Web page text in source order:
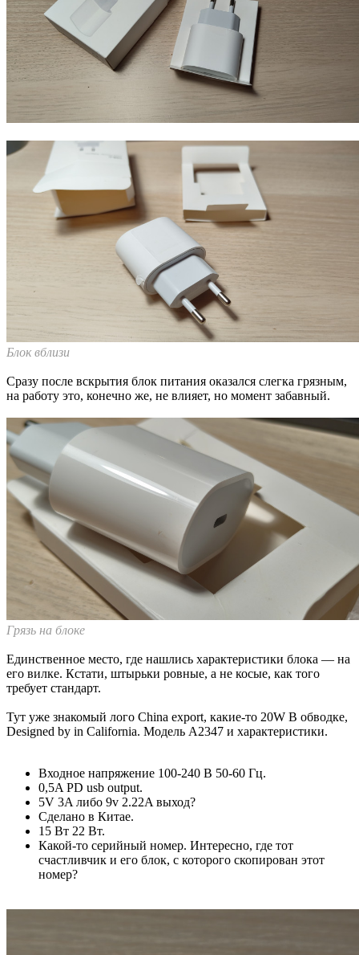
Блок вблизи
Сразу после вскрытия блок питания оказался слегка грязным,
на работу это, конечно же, не влияет, но момент забавный.
Грязь на блоке
Единственное место, где нашлись характеристики блока — на
его вилке. Кстати, штырьки ровные, а не косые, как того
требует стандарт.
Тут уже знакомый лого China export, какие-то 20W В обводке,
Designed by in California. Модель A2347 и характеристики.
Входное напряжение 100-240 В 50-60 Гц.
0,5A PD usb output.
5V 3A либо 9v 2.22A выход?
Сделано в Китае.
15 Вт 22 Вт.
Какой-то серийный номер. Интересно, где тот
счастливчик и его блок, с которого скопирован этот
номер?